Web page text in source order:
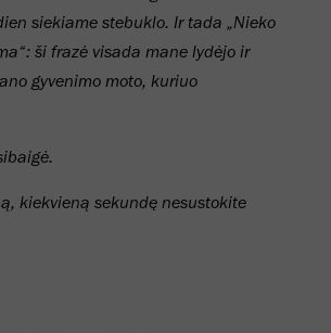
siekiame stebuklo. Ir tada „Nieko
ši frazė visada mane lydėjo ir
gyvenimo moto, kuriuo
kiekvieną sekundę nesustokite